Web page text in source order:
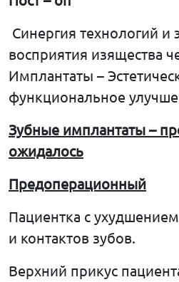
Синергия технологий и
восприятия изящества
Имплантаты –
функциональное
Зубные имплантаты –
ожидалось
Предоперационный
Пациентка с
и контактов зубов.
Верхний прикус